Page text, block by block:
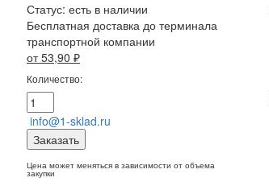
Статус: есть в наличии
Бесплатная доставка до терминала
транспортной компании
от 53,90 ₽
Количество:
info@1-sklad.ru
Заказать
Цена может меняться в зависимости от объема
закупки